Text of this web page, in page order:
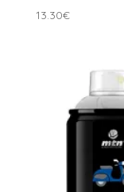
13.30€